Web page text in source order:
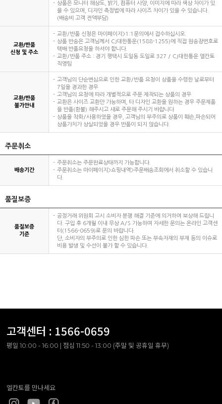
상품은 모니터 해상도, 밝기, 컴퓨터 사양, 이미지에 따라 색상 차이가 있
을 수 있으며, 디자인 측정법에 따라 사이즈 차이가 있을 수 있습니다.
(배송비 고객 전액부담)
교환/반품
신청 및 주소
교환/반품 신청은 마이페이지>1:1문의에서 접수하십시오.
상품 반송은 고객님께서 CJ대한통운(1588-1255)에 직접 원송장번호로
택배 반품요청을 하셔야 합니다.
교환/반품 주소 : 경기 평택시 도일동 도일로 327 / CJ대한통운 엘칸토
직영팀
교환/반품
불가안내
고객님의 단순변심으로 인한 교환/반품 요청이 상품을 수령한 날로부터
7일을 경과한 경우
고객님의 요청에 따라 개별적으로 주문 제작되는 상품의 경우
교환은 사이즈 교환만 가능하며, 타 디자인 교환을 원하는 경우 주문제품
을 반품(환불) 해주시고 새로 주문해 주시기 바랍니다
상품을 착화/사용하였을 경우, 고객님의 부주의로 상품이 훼손,파손되어
상품가치가 상실되었을 경우 반품이 되지 않습니다.
주문취소
배송기간
주문취소는 주문완료상태까지 가능합니다.
주문취소는 마이페이지>쇼핑내역>주문배송조회에서 취소할 수 있습니
다.
품질보증
품질보증
기준
공정거래 위원회 고시 소비자 분쟁 해결 기준에 의거하여 보상해 드립니
다. 구입 후 6개월 이내 무상 A/S 가능하며 자세한 문의는 온라인 고객센
터(1566-0659)로 문의 바랍니다.
단, 소비자의 부주의로 인한 심한 파손 또는 부속자재의 부재 등의 이슈로
비용 발생 및 수선이 불가 할 수 있습니다.
고객센터 : 1566-0659
평일 10:00 - 16:00 | 점심 11:50 - 13:00 (주말 및 공휴일 휴무)
엘칸토를 만나세요